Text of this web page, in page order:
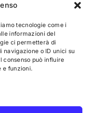
tecnologie come i
informazioni del
ci permetterà di
navigazione o ID unici su
consenso può influire
e funzioni.